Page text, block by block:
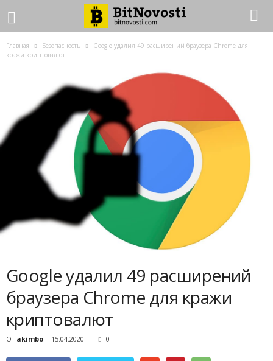
Главная Безопасность
Google удалил 49 расширений браузера Chrome для
кражи криптовалют
Google удалил 49 расширений
браузера Chrome для кражи
криптовалют
От akimbo - 15.04.2020 0